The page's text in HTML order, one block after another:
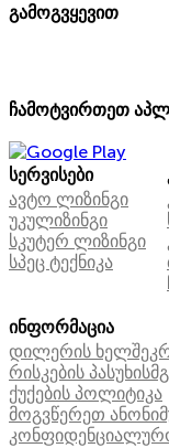
გამოგვყევით
ჩამოტვირთეთ
სერვისები
ავტო ლიზინგი
უკულიზინგი
სკუტერ ლიზინგი
სპეც ტექნიკა
ინფორმაცია
დილერის
რისკების
ქუქების პოლიტიკა
მოგვწერეთ